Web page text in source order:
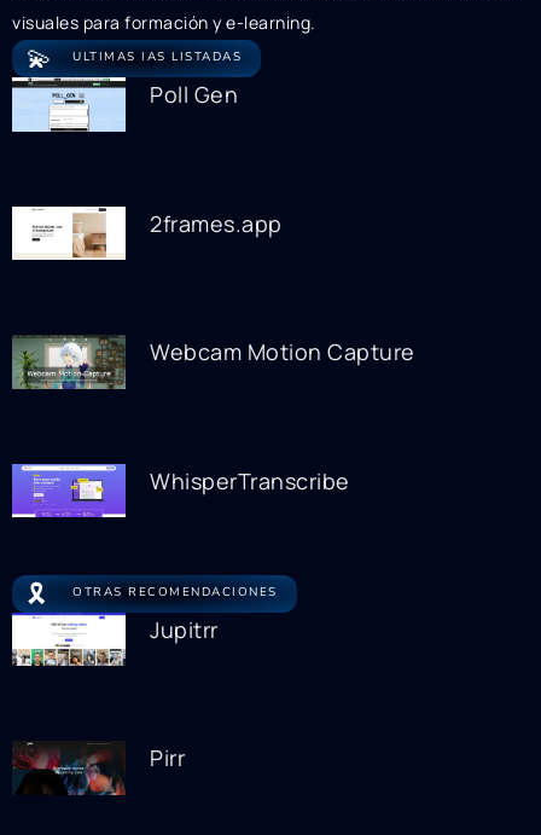
visuales para formación y e-learning.
💫 ULTIMAS IAS LISTADAS
Poll Gen
2frames.app
Webcam Motion Capture
WhisperTranscribe
🎗️ OTRAS RECOMENDACIONES
Jupitrr
Pirr